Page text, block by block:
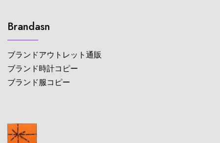
Brandasn
ブランドアウトレット通販
ブランド時計コピー
ブランド服コピー